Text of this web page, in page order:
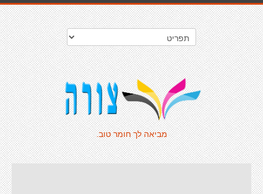
מביאה לך חומר טוב.